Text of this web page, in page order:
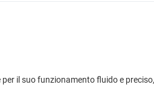
il suo funzionamento fluido e preciso,